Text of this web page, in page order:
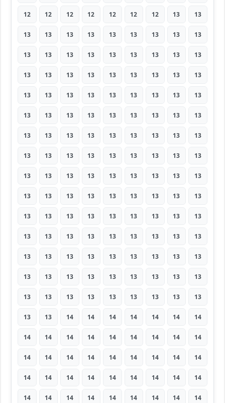
12 12 12 12 12 12 12 13 13
13 13 13 13 13 13 13 13 13
13 13 13 13 13 13 13 13 13
13 13 13 13 13 13 13 13 13
13 13 13 13 13 13 13 13 13
13 13 13 13 13 13 13 13 13
13 13 13 13 13 13 13 13 13
13 13 13 13 13 13 13 13 13
13 13 13 13 13 13 13 13 13
13 13 13 13 13 13 13 13 13
13 13 13 13 13 13 13 13 13
13 13 13 13 13 13 13 13 13
13 13 13 13 13 13 13 13 13
13 13 13 13 13 13 13 13 13
13 13 13 13 13 13 13 13 13
13 13 14 14 14 14 14 14 14
14 14 14 14 14 14 14 14 14
14 14 14 14 14 14 14 14 14
14 14 14 14 14 14 14 14 14
14 14 14 14 14 14 14 14 14